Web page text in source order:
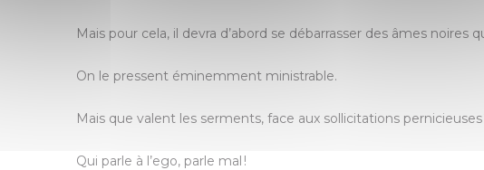
Mais pour cela, il devra d’abord se débarrasser des âmes noires
On le pressent éminemment ministrable.
Mais que valent les serments, face aux sollicitations pernicieuses
Qui parle à l’ego, parle mal !